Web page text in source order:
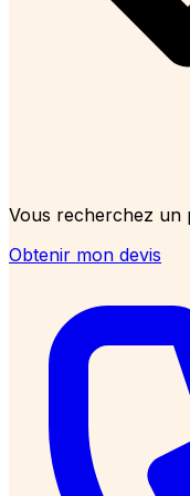
Vous recherchez un
Obtenir mon devis